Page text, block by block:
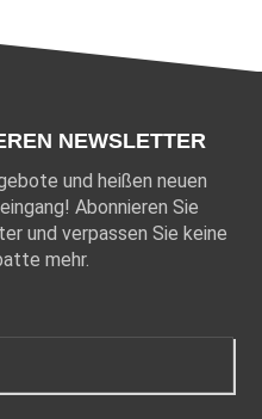
NEWSLETTER
und heißen neuen
Abonnieren Sie
und verpassen Sie keine
mehr.